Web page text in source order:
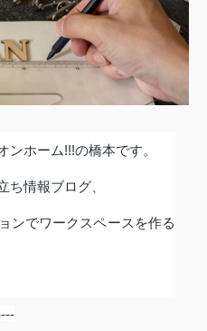
ンホーム!!!の橋本です。
ち情報ブログ、
ンでワークスペースを作る